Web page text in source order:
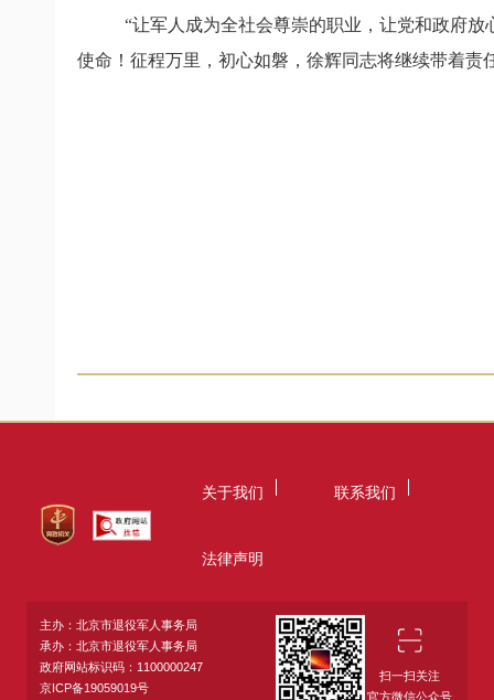
“让军人成为全社会尊崇的职业，让党和政府
使命！ 征程万里，初心如磐，徐辉同志将继续带着责
关于我们 联系我们
法律声明
主办：北京市退役军人事务局
承办：北京市退役军人事务局
政府网站标识码：1100000247
京ICP备19059019号
扫一扫关注
官方微信公众号